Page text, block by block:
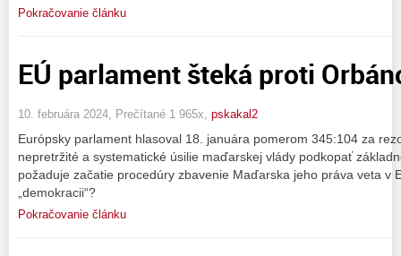
Pokračovanie článku
EÚ parlament šteká proti
10. februára 2024, Prečítané 1 965x, pskakal2
Európsky parlament hlasoval 18. januára pomerom 345:104 za
nepretržité a systematické úsilie maďarskej vlády podkopať
požaduje začatie procedúry zbavenie Maďarska jeho práva veta v
„demokracii“?
Pokračovanie článku